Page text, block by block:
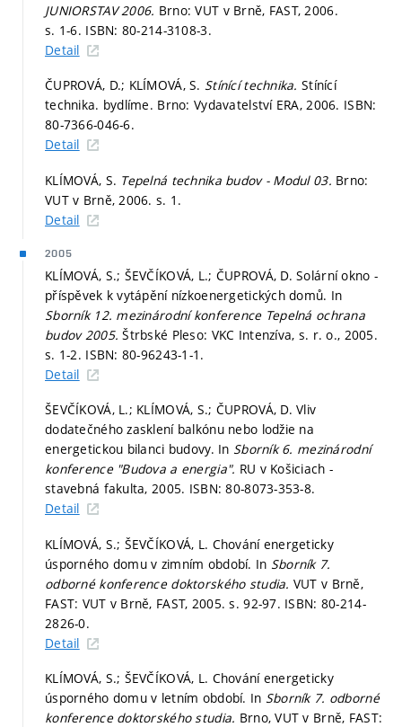
JUNIORSTAV 2006. Brno: VUT v Brně, FAST, 2006.
s. 1-6. ISBN: 80-214-3108-3.
Detail
ČUPROVÁ, D.; KLÍMOVÁ, S. Stínící technika.Stínící
technika. bydlíme. Brno: Vydavatelství ERA, 2006. ISBN:
80-7366-046-6.
Detail
KLÍMOVÁ, S. Tepelná technika budov - Modul 03. Brno:
VUT v Brně, 2006.s. 1.
Detail
2005
KLÍMOVÁ, S.; ŠEVČÍKOVÁ, L.; ČUPROVÁ, D. Solární okno -
příspěvek k vytápění nízkoenergetických domů. In
Sborník 12. mezinárodní konference Tepelná ochrana
budov 2005.Štrbské Pleso: VKC Intenzíva, s. r. o., 2005.
s. 1-2. ISBN: 80-96243-1-1.
Detail
ŠEVČÍKOVÁ, L.; KLÍMOVÁ, S.; ČUPROVÁ, D. Vliv
dodatečného zasklení balkónu nebo lodžie na
energetickou bilanci budovy. In Sborník 6. mezinárodní
konference "Budova a energia". RU v Košiciach -
stavebná fakulta, 2005. ISBN: 80-8073-353-8.
Detail
KLÍMOVÁ, S.; ŠEVČÍKOVÁ, L. Chování energeticky
úsporného domu v zimním období. In Sborník 7.
odborné konference doktorského studia. VUT v Brně,
FAST: VUT v Brně, FAST, 2005.s. 92-97. ISBN: 80-214-
2826-0.
Detail
KLÍMOVÁ, S.; ŠEVČÍKOVÁ, L. Chování energeticky
úsporného domu v letním období. In Sborník 7. odborné
konference doktorského studia. Brno, VUT v Brně, FAST: